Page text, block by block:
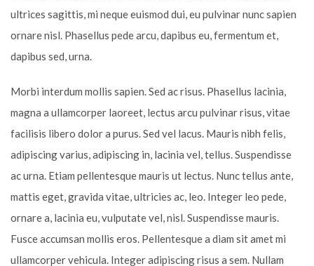
ultrices sagittis, mi neque euismod dui, eu pulvinar nunc sapien
ornare nisl. Phasellus pede arcu, dapibus eu, fermentum et,
dapibus sed, urna.
Morbi interdum mollis sapien. Sed ac risus. Phasellus lacinia,
magna a ullamcorper laoreet, lectus arcu pulvinar risus, vitae
facilisis libero dolor a purus. Sed vel lacus. Mauris nibh felis,
adipiscing varius, adipiscing in, lacinia vel, tellus. Suspendisse
ac urna. Etiam pellentesque mauris ut lectus. Nunc tellus ante,
mattis eget, gravida vitae, ultricies ac, leo. Integer leo pede,
ornare a, lacinia eu, vulputate vel, nisl. Suspendisse mauris.
Fusce accumsan mollis eros. Pellentesque a diam sit amet mi
ullamcorper vehicula. Integer adipiscing risus a sem. Nullam